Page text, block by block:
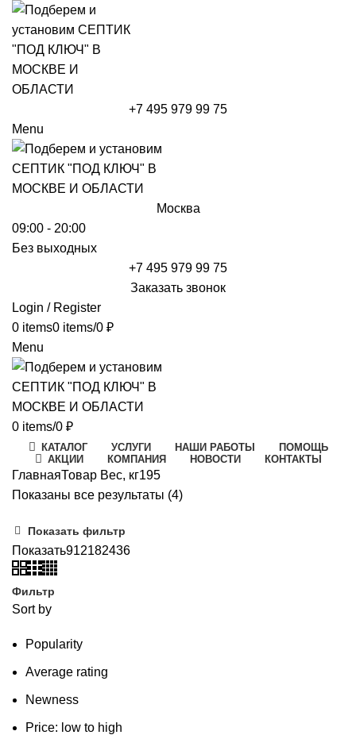
+7 495 979 99 75
Menu
Москва
09:00 - 20:00
Без выходных
+7 495 979 99 75
Заказать звонок
Login / Register
0 items0 items/0 ₽
Menu
0 items/0 ₽
КАТАЛОГ УСЛУГИ НАШИ РАБОТЫ
ПОМОЩЬ
АКЦИИ
КОМПАНИЯ НОВОСТИ КОНТАКТЫ
ГлавнаяТовар Вес, кг195
Показаны все результаты (4)Цены:
Показать фильтр
Показать912182436
Фильтр
Sort by
Popularity
Average rating
Newness
Price: low to high